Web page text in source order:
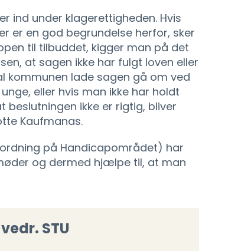
ind under klagerettigheden. Hvis
er en god begrundelse herfor, sker
til tilbuddet, kigger man på det
at sagen ikke har fulgt loven eller
lade sagen gå om ved
eller hvis man ikke har holdt
beslutningen ikke er rigtig, bliver
Kaufmanas.
på Handicapområdet) har
og dermed hjælpe til, at man
STU